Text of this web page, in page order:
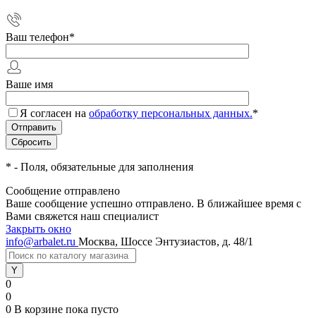
Ваш телефон*
Ваше имя
Я согласен на обработку персональных данных.*
* - Поля, обязательные для заполнения
Сообщение отправлено
Ваше сообщение успешно отправлено. В ближайшее время с
Вами свяжется наш специалист
Закрыть окно
info@arbalet.ru Москва, Шоссе Энтузиастов, д. 48/1
0
0
0 В корзине пока пусто